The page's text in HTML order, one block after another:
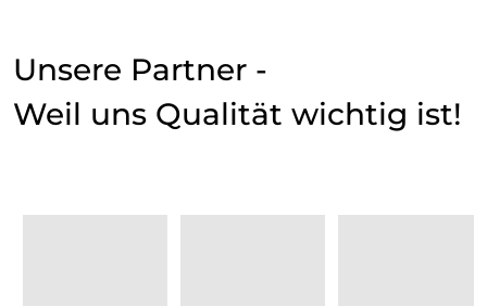
Unsere Partner -
Weil uns Qualität wichtig ist!